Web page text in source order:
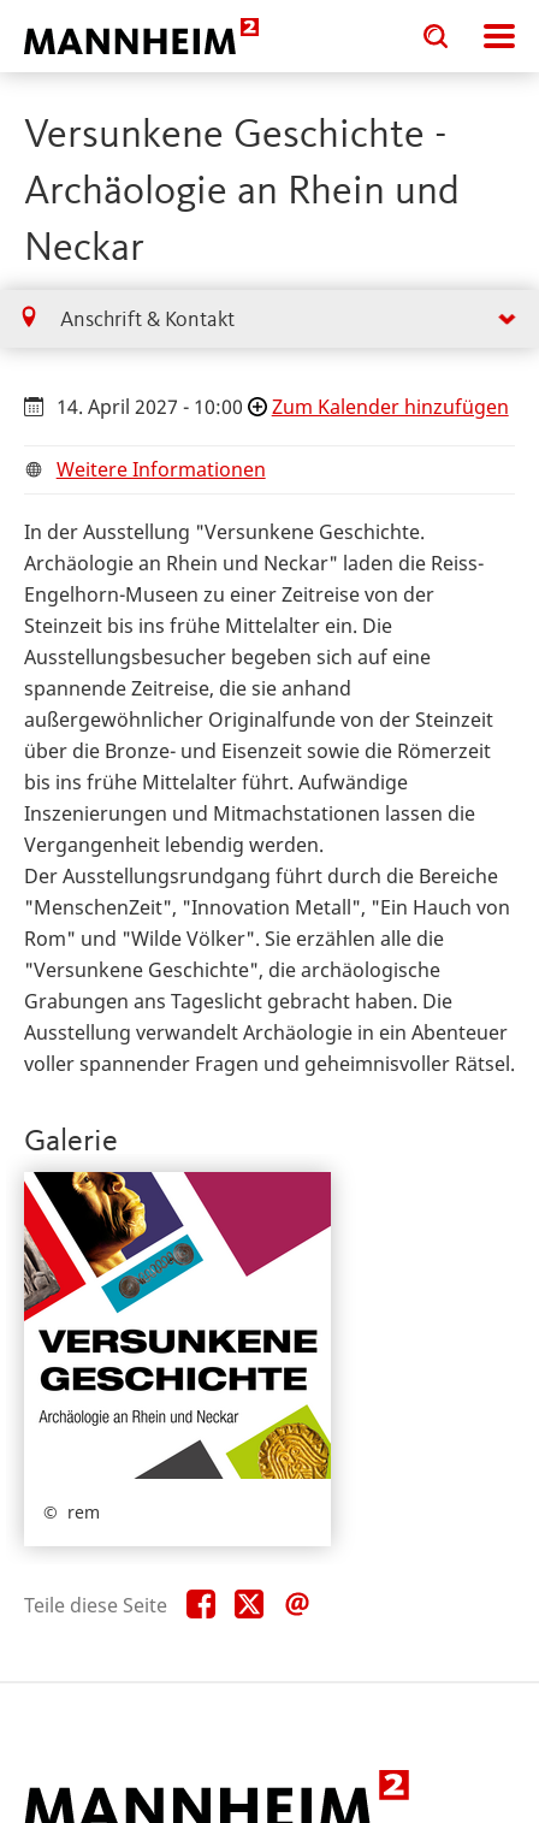
Toggle
search
input
Toggle
search
input
Versunkene Geschichte -
Archäologie an Rhein und
Neckar
Anschrift & Kontakt
14. April 2027 - 10:00 Zum Kalender hinzufügen
Weitere Informationen
In der Ausstellung "Versunkene Geschichte.
Archäologie an Rhein und Neckar" laden die Reiss-
Engelhorn-Museen zu einer Zeitreise von der
Steinzeit bis ins frühe Mittelalter ein. Die
Ausstellungsbesucher begeben sich auf eine
spannende Zeitreise, die sie anhand
außergewöhnlicher Originalfunde von der Steinzeit
über die Bronze- und Eisenzeit sowie die Römerzeit
bis ins frühe Mittelalter führt. Aufwändige
Inszenierungen und Mitmachstationen lassen die
Vergangenheit lebendig werden.
Der Ausstellungsrundgang führt durch die Bereiche
"MenschenZeit", "Innovation Metall", "Ein Hauch von
Rom" und "Wilde Völker". Sie erzählen alle die
"Versunkene Geschichte", die archäologische
Grabungen ans Tageslicht gebracht haben. Die
Ausstellung verwandelt Archäologie in ein Abenteuer
voller spannender Fragen und geheimnisvoller Rätsel.
Galerie
rem
Teile diese Seite Teile
diese
Teile
diese